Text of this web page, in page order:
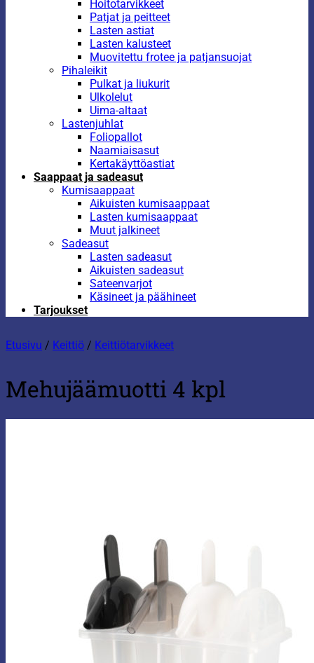
Hoitotarvikkeet
Patjat ja peitteet
Lasten astiat
Lasten kalusteet
Muovitettu frotee ja patjansuojat
Pihaleikit
Pulkat ja liukurit
Ulkolelut
Uima-altaat
Lastenjuhlat
Foliopallot
Naamiaisasut
Kertakäyttöastiat
Saappaat ja sadeasut
Kumisaappaat
Aikuisten kumisaappaat
Lasten kumisaappaat
Muut jalkineet
Sadeasut
Lasten sadeasut
Aikuisten sadeasut
Sateenvarjot
Käsineet ja päähineet
Tarjoukset
Etusivu / Keittiö / Keittiötarvikkeet
Mehujäämuotti 4 kpl